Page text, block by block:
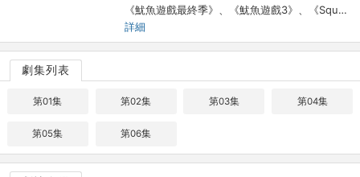
《魷魚遊戲最終季》、《魷魚遊戲3》、《Squ…
詳細
劇集列表
第01集 第02集 第03集 第04集
第05集 第06集